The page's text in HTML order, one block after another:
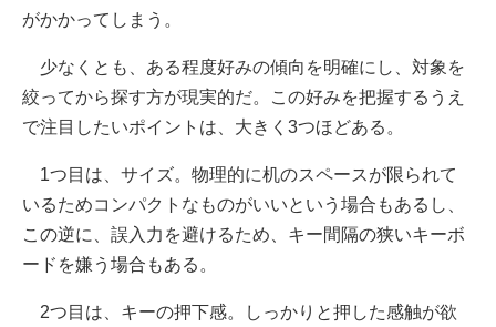
がかかってしまう。
少なくとも、ある程度好みの傾向を明確にし、対象を
絞ってから探す方が現実的だ。この好みを把握するうえ
で注目したいポイントは、大きく3つほどある。
1つ目は、サイズ。物理的に机のスペースが限られて
いるためコンパクトなものがいいという場合もあるし、
この逆に、誤入力を避けるため、キー間隔の狭いキーボ
ードを嫌う場合もある。
2つ目は、キーの押下感。しっかりと押した感触が欲